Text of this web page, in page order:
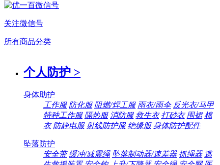
关注微信号
所有商品分类
个人防护 >
身体助护
工作服 防化服 阻燃/焊工服 雨衣/雨伞 反光衣/马甲
特种工作服 隔热服 消防服 救生衣 打砂衣 围裙 棉
衣 防静电服 射线防护服 绝缘服 身体防护配件
坠落防护
安全带 缓冲/减震绳 坠落制动器/速差器 抓绳器 逃